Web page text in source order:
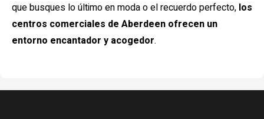
que busques lo último en moda o el recuerdo perfecto, los
centros comerciales de Aberdeen ofrecen un
entorno encantador y acogedor.